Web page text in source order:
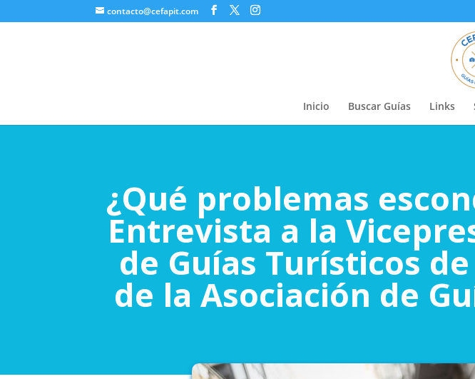
contacto@cefapit.com
Inicio Buscar Guías Links
¿Qué problemas
Entrevista a la
de Guías Turísticos
de la Asociación de